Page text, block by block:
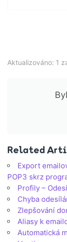
Aktualizováno: 1
Related
Export
POP3 skrz
Profily –
Chyba
Zlepšování
Aliasy k
Automatická